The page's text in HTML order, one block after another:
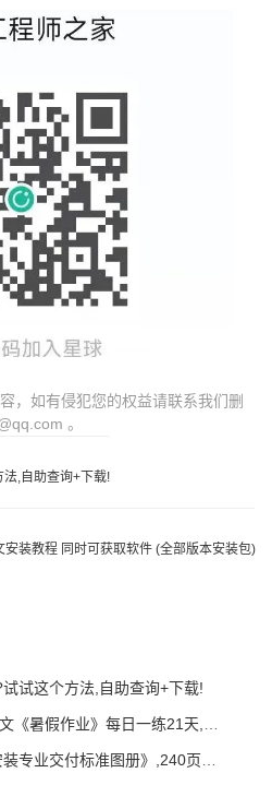
，如有侵犯您的权益请联系我们删
。
,自助查询+下载!
装教程 同时可获取软件 (全部版本安装包)
试这个方法,自助查询+下载!
作业》每日一练21天,电子版,可打印
业交付标准图册》,240页可下载!